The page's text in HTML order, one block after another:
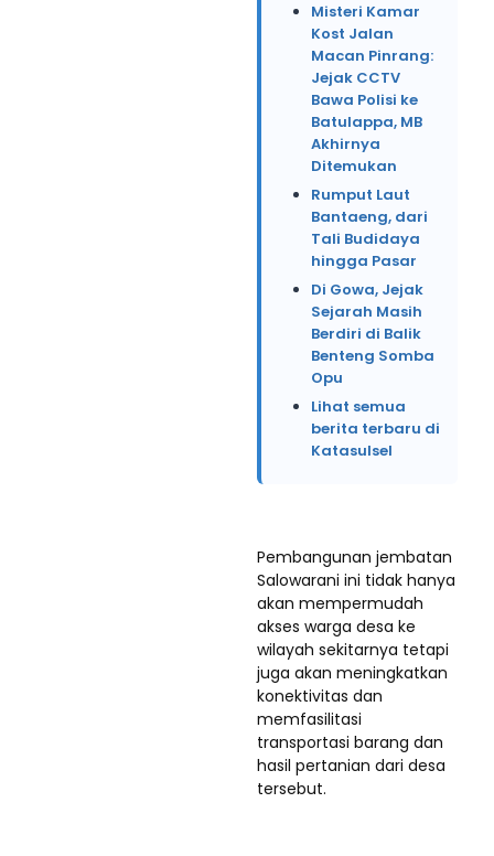
Misteri Kamar
Kost Jalan
Macan Pinrang:
Jejak CCTV
Bawa Polisi ke
Batulappa, MB
Akhirnya
Ditemukan
Rumput Laut
Bantaeng, dari
Tali Budidaya
hingga Pasar
Di Gowa, Jejak
Sejarah Masih
Berdiri di Balik
Benteng Somba
Opu
Lihat semua
berita terbaru di
Katasulsel
Pembangunan jembatan
Salowarani ini tidak hanya
akan mempermudah
akses warga desa ke
wilayah sekitarnya tetapi
juga akan meningkatkan
konektivitas dan
memfasilitasi
transportasi barang dan
hasil pertanian dari desa
tersebut.